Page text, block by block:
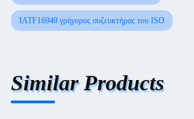
IATF16949 γρήγορος συζευκτήρας του ISO
Similar Products